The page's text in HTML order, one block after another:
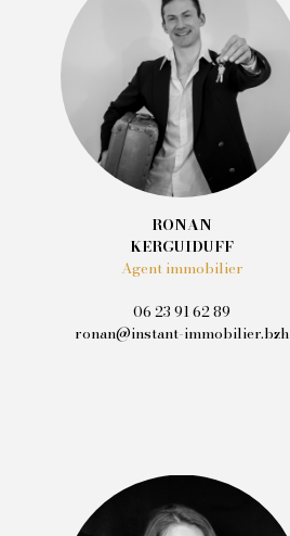
RONAN
KERGUIDUFF
Agent immobilier
06 23 91 62 89
ronan@instant-immobilier.bzh